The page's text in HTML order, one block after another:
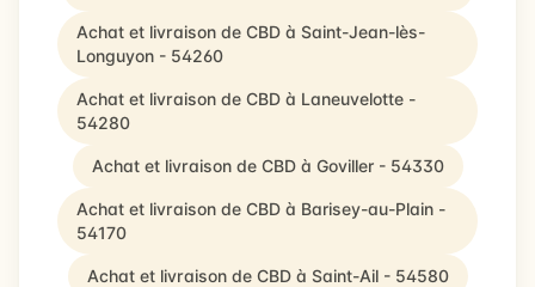
Achat et livraison de CBD à Saint-Jean-lès-
Longuyon - 54260
Achat et livraison de CBD à Laneuvelotte -
54280
Achat et livraison de CBD à Goviller - 54330
Achat et livraison de CBD à Barisey-au-Plain -
54170
Achat et livraison de CBD à Saint-Ail - 54580